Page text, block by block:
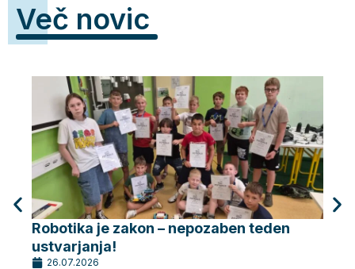
Več novic
Robotika je zakon – nepozaben teden
ustvarjanja!
26.07.2026